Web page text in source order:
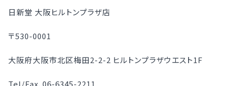
日新堂 大阪ヒルトンプラザ店
〒530-0001
大阪府大阪市北区梅田2-2-2 ヒルトンプラザウエスト1F